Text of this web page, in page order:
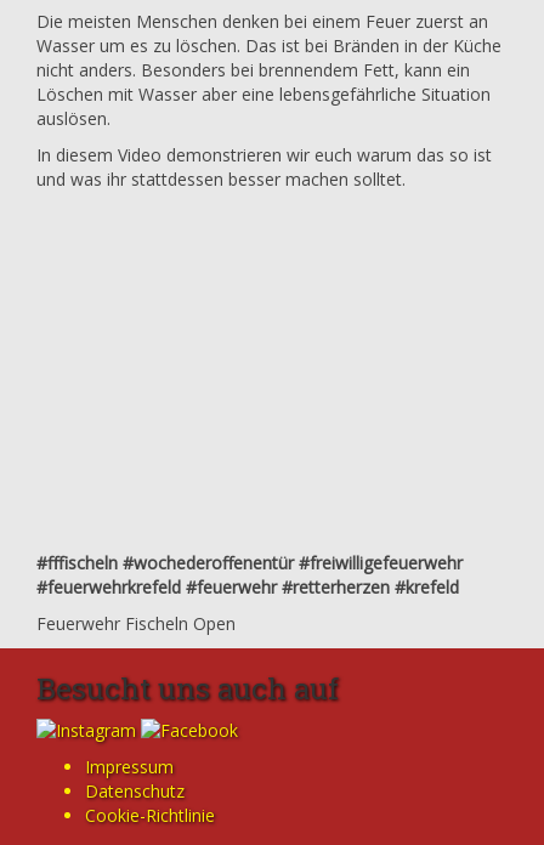
Die meisten Menschen denken bei einem Feuer zuerst an
Wasser um es zu löschen. Das ist bei Bränden in der Küche
nicht anders. Besonders bei brennendem Fett, kann ein
Löschen mit Wasser aber eine lebensgefährliche Situation
auslösen.
In diesem Video demonstrieren wir euch warum das so ist
und was ihr stattdessen besser machen solltet.
#fffischeln #wochederoffenentür #freiwilligefeuerwehr
#feuerwehrkrefeld #feuerwehr #retterherzen #krefeld
Feuerwehr Fischeln Open
Besucht uns auch auf
Impressum
Datenschutz
Cookie-Richtlinie